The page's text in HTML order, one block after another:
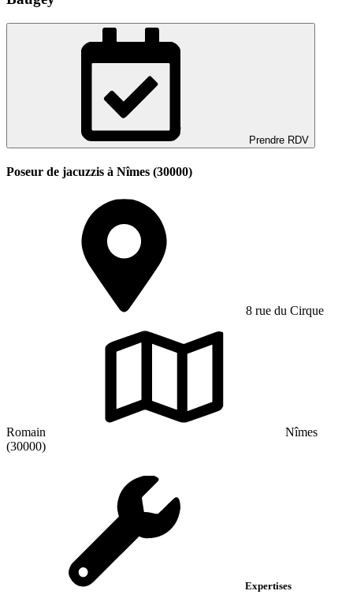
Prendre RDV
Poseur de jacuzzis à Nîmes (30000)
8 rue du Cirque
Romain
Nîmes
(30000)
Expertises